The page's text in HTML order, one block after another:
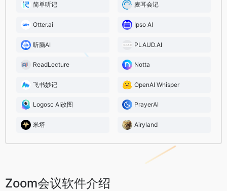
简单听记 麦耳会记
Otter.ai Ipso AI
听脑AI PLAUD.AI
ReadLecture Notta
飞书妙记 OpenAI Whisper
Logosc AI改图 PrayerAI
米塔 Airyland
Zoom会议软件介绍